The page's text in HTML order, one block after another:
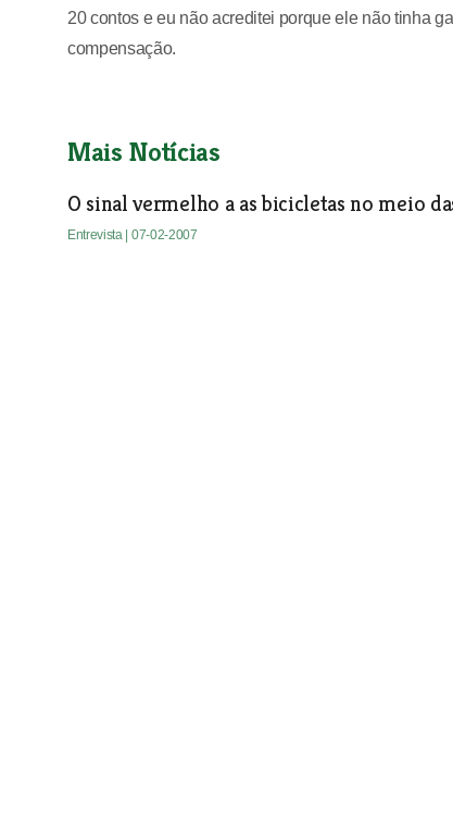
20 contos e eu não acreditei porque ele não tinha
compensação.
Mais Notícias
O sinal vermelho a as bicicletas no meio
Entrevista | 07-02-2007